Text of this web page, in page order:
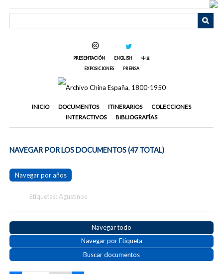
PRESENTACIÓN ENGLISH
中文
EXPOSICIONES
PRENSA
INICIO DOCUMENTOS ITINERARIOS
COLECCIONES
INTERACTIVOS
BIBLIOGRAFÍAS
NAVEGAR POR LOS DOCUMENTOS (47 TOTAL)
Navegar por años
Etiquetas: Agustinos
Navegar todo
Navegar por Etiqueta
Buscar documentos